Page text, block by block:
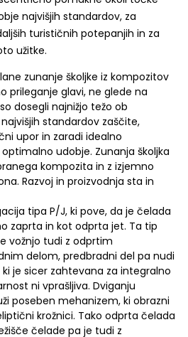
najvišjih standardov, za
turističnih potepanjih in za
užitke.
zunanje školjke iz kompozitov
prileganje glavi, ne glede na
dosegli najnižjo težo ob
standardov zaščite,
upor in zaradi idealno
udobje. Zunanja školjka
kompozita in z izjemno
Razvoj in proizvodnja sta in
tipa P/J, ki pove, da je čelada
zaprta in kot odprta jet. Ta tip
vožnjo tudi z odprtim
delom, predbradni del pa nudi
je sicer zahtevana za integralno
ni vprašljiva. Dviganju
poseben mehanizem, ki obrazni
krožnici. Tako odprta čelada
čelade pa je tudi z